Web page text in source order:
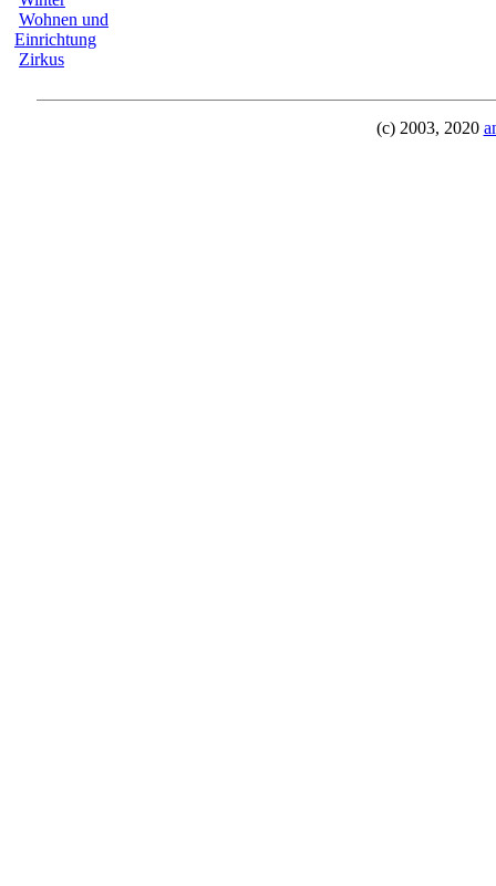
Wohnen und
Einrichtung
Zirkus
(c) 2003, 2020